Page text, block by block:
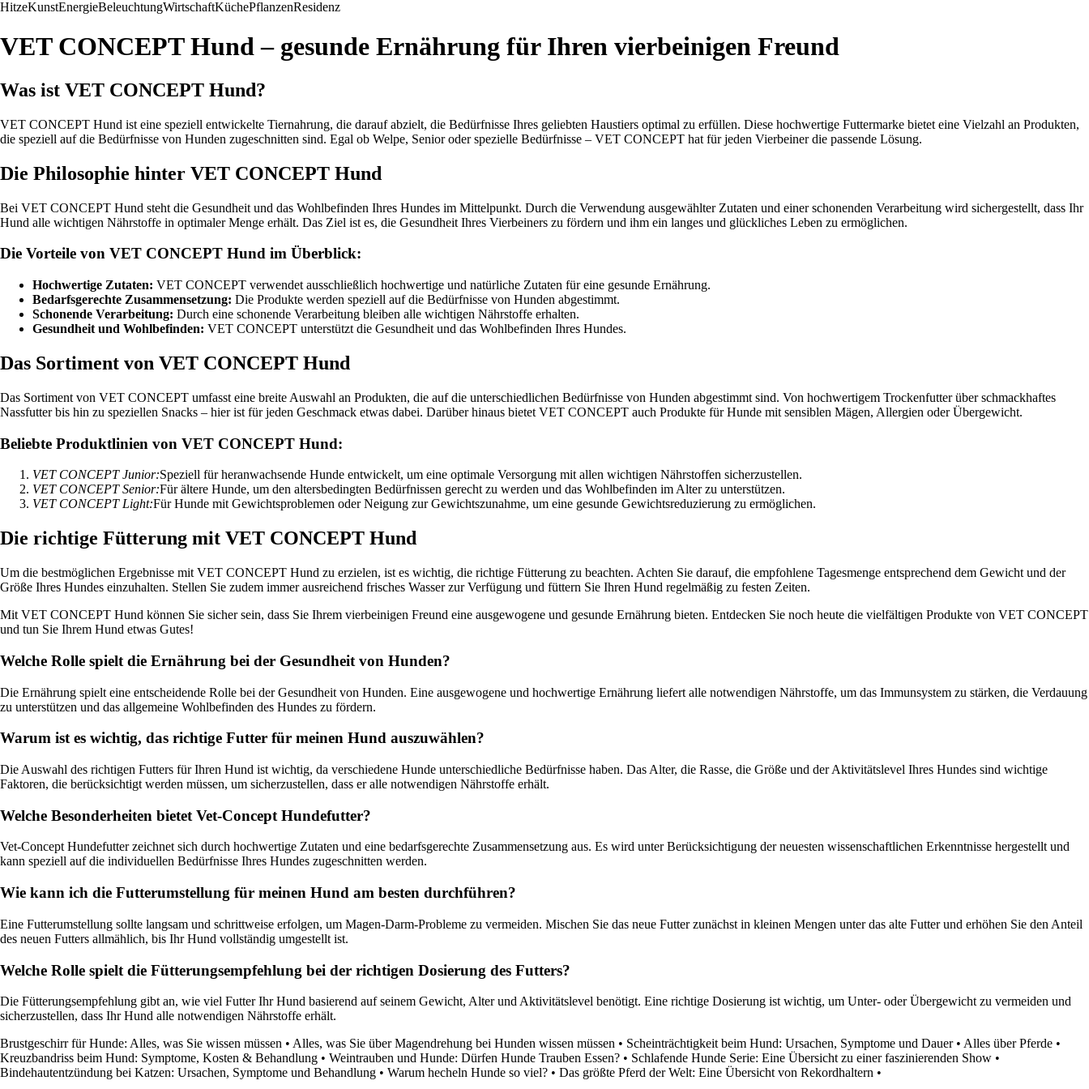
HitzeKunstEnergieBeleuchtungWirtschaftKüchePflanzenResidenz
VET CONCEPT Hund – gesunde Ernährung für Ihren vierbeinigen Freund
Was ist VET CONCEPT Hund?
VET CONCEPT Hund ist eine speziell entwickelte Tiernahrung, die darauf abzielt, die Bedürfnisse Ihres geliebten Haustiers optimal zu erfüllen. Diese hochwertige Futtermarke bietet eine Vielzahl an Produkten,
die speziell auf die Bedürfnisse von Hunden zugeschnitten sind. Egal ob Welpe, Senior oder spezielle Bedürfnisse – VET CONCEPT hat für jeden Vierbeiner die passende Lösung.
Die Philosophie hinter VET CONCEPT Hund
Bei VET CONCEPT Hund steht die Gesundheit und das Wohlbefinden Ihres Hundes im Mittelpunkt. Durch die Verwendung ausgewählter Zutaten und einer schonenden Verarbeitung wird sichergestellt, dass Ihr
Hund alle wichtigen Nährstoffe in optimaler Menge erhält. Das Ziel ist es, die Gesundheit Ihres Vierbeiners zu fördern und ihm ein langes und glückliches Leben zu ermöglichen.
Die Vorteile von VET CONCEPT Hund im Überblick:
Hochwertige Zutaten: VET CONCEPT verwendet ausschließlich hochwertige und natürliche Zutaten für eine gesunde Ernährung.
Bedarfsgerechte Zusammensetzung: Die Produkte werden speziell auf die Bedürfnisse von Hunden abgestimmt.
Schonende Verarbeitung: Durch eine schonende Verarbeitung bleiben alle wichtigen Nährstoffe erhalten.
Gesundheit und Wohlbefinden: VET CONCEPT unterstützt die Gesundheit und das Wohlbefinden Ihres Hundes.
Das Sortiment von VET CONCEPT Hund
Das Sortiment von VET CONCEPT umfasst eine breite Auswahl an Produkten, die auf die unterschiedlichen Bedürfnisse von Hunden abgestimmt sind. Von hochwertigem Trockenfutter über schmackhaftes
Nassfutter bis hin zu speziellen Snacks – hier ist für jeden Geschmack etwas dabei. Darüber hinaus bietet VET CONCEPT auch Produkte für Hunde mit sensiblen Mägen, Allergien oder Übergewicht.
Beliebte Produktlinien von VET CONCEPT Hund:
VET CONCEPT Junior:Speziell für heranwachsende Hunde entwickelt, um eine optimale Versorgung mit allen wichtigen Nährstoffen sicherzustellen.
VET CONCEPT Senior:Für ältere Hunde, um den altersbedingten Bedürfnissen gerecht zu werden und das Wohlbefinden im Alter zu unterstützen.
VET CONCEPT Light:Für Hunde mit Gewichtsproblemen oder Neigung zur Gewichtszunahme, um eine gesunde Gewichtsreduzierung zu ermöglichen.
Die richtige Fütterung mit VET CONCEPT Hund
Um die bestmöglichen Ergebnisse mit VET CONCEPT Hund zu erzielen, ist es wichtig, die richtige Fütterung zu beachten. Achten Sie darauf, die empfohlene Tagesmenge entsprechend dem Gewicht und der
Größe Ihres Hundes einzuhalten. Stellen Sie zudem immer ausreichend frisches Wasser zur Verfügung und füttern Sie Ihren Hund regelmäßig zu festen Zeiten.
Mit VET CONCEPT Hund können Sie sicher sein, dass Sie Ihrem vierbeinigen Freund eine ausgewogene und gesunde Ernährung bieten. Entdecken Sie noch heute die vielfältigen Produkte von VET CONCEPT
und tun Sie Ihrem Hund etwas Gutes!
Welche Rolle spielt die Ernährung bei der Gesundheit von Hunden?
Die Ernährung spielt eine entscheidende Rolle bei der Gesundheit von Hunden. Eine ausgewogene und hochwertige Ernährung liefert alle notwendigen Nährstoffe, um das Immunsystem zu stärken, die Verdauung
zu unterstützen und das allgemeine Wohlbefinden des Hundes zu fördern.
Warum ist es wichtig, das richtige Futter für meinen Hund auszuwählen?
Die Auswahl des richtigen Futters für Ihren Hund ist wichtig, da verschiedene Hunde unterschiedliche Bedürfnisse haben. Das Alter, die Rasse, die Größe und der Aktivitätslevel Ihres Hundes sind wichtige
Faktoren, die berücksichtigt werden müssen, um sicherzustellen, dass er alle notwendigen Nährstoffe erhält.
Welche Besonderheiten bietet Vet-Concept Hundefutter?
Vet-Concept Hundefutter zeichnet sich durch hochwertige Zutaten und eine bedarfsgerechte Zusammensetzung aus. Es wird unter Berücksichtigung der neuesten wissenschaftlichen Erkenntnisse hergestellt und
kann speziell auf die individuellen Bedürfnisse Ihres Hundes zugeschnitten werden.
Wie kann ich die Futterumstellung für meinen Hund am besten durchführen?
Eine Futterumstellung sollte langsam und schrittweise erfolgen, um Magen-Darm-Probleme zu vermeiden. Mischen Sie das neue Futter zunächst in kleinen Mengen unter das alte Futter und erhöhen Sie den Anteil
des neuen Futters allmählich, bis Ihr Hund vollständig umgestellt ist.
Welche Rolle spielt die Fütterungsempfehlung bei der richtigen Dosierung des Futters?
Die Fütterungsempfehlung gibt an, wie viel Futter Ihr Hund basierend auf seinem Gewicht, Alter und Aktivitätslevel benötigt. Eine richtige Dosierung ist wichtig, um Unter- oder Übergewicht zu vermeiden und
sicherzustellen, dass Ihr Hund alle notwendigen Nährstoffe erhält.
Brustgeschirr für Hunde: Alles, was Sie wissen müssen • Alles, was Sie über Magendrehung bei Hunden wissen müssen • Scheinträchtigkeit beim Hund: Ursachen, Symptome und Dauer• Alles über Pferde •
Kreuzbandriss beim Hund: Symptome, Kosten & Behandlung • Weintrauben und Hunde: Dürfen Hunde Trauben Essen? • Schlafende Hunde Serie: Eine Übersicht zu einer faszinierenden Show •
Bindehautentzündung bei Katzen: Ursachen, Symptome und Behandlung • Warum hecheln Hunde so viel? • Das größte Pferd der Welt: Eine Übersicht von Rekordhaltern •